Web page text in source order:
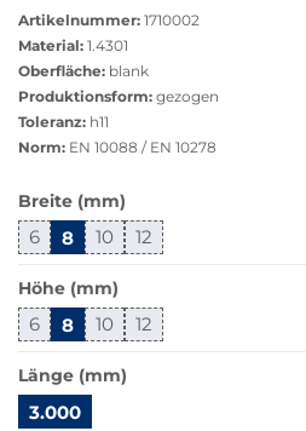
anzeigen
Artikelnummer: 1710002
Material: 1.4301
Oberfläche: blank
Produktionsform: gezogen
Toleranz: h11
Norm: EN 10088 / EN 10278
Produkt
ist
in
dieser
Variante
nicht
verfügbar.
Bei
Klick
Breite (mm)
6 8 10 12
Höhe (mm)
6 8 10 12
Länge (mm)
3.000